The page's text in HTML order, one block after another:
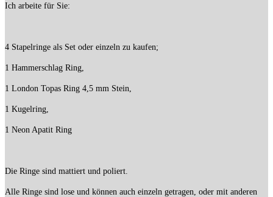
Ich arbeite für Sie:
4 Stapelringe als Set oder einzeln zu kaufen;
1 Hammerschlag Ring,
1 London Topas Ring 4,5 mm Stein,
1 Kugelring,
1 Neon Apatit Ring
Die Ringe sind mattiert und poliert.
Alle Ringe sind lose und können auch einzeln getragen, oder mit anderen